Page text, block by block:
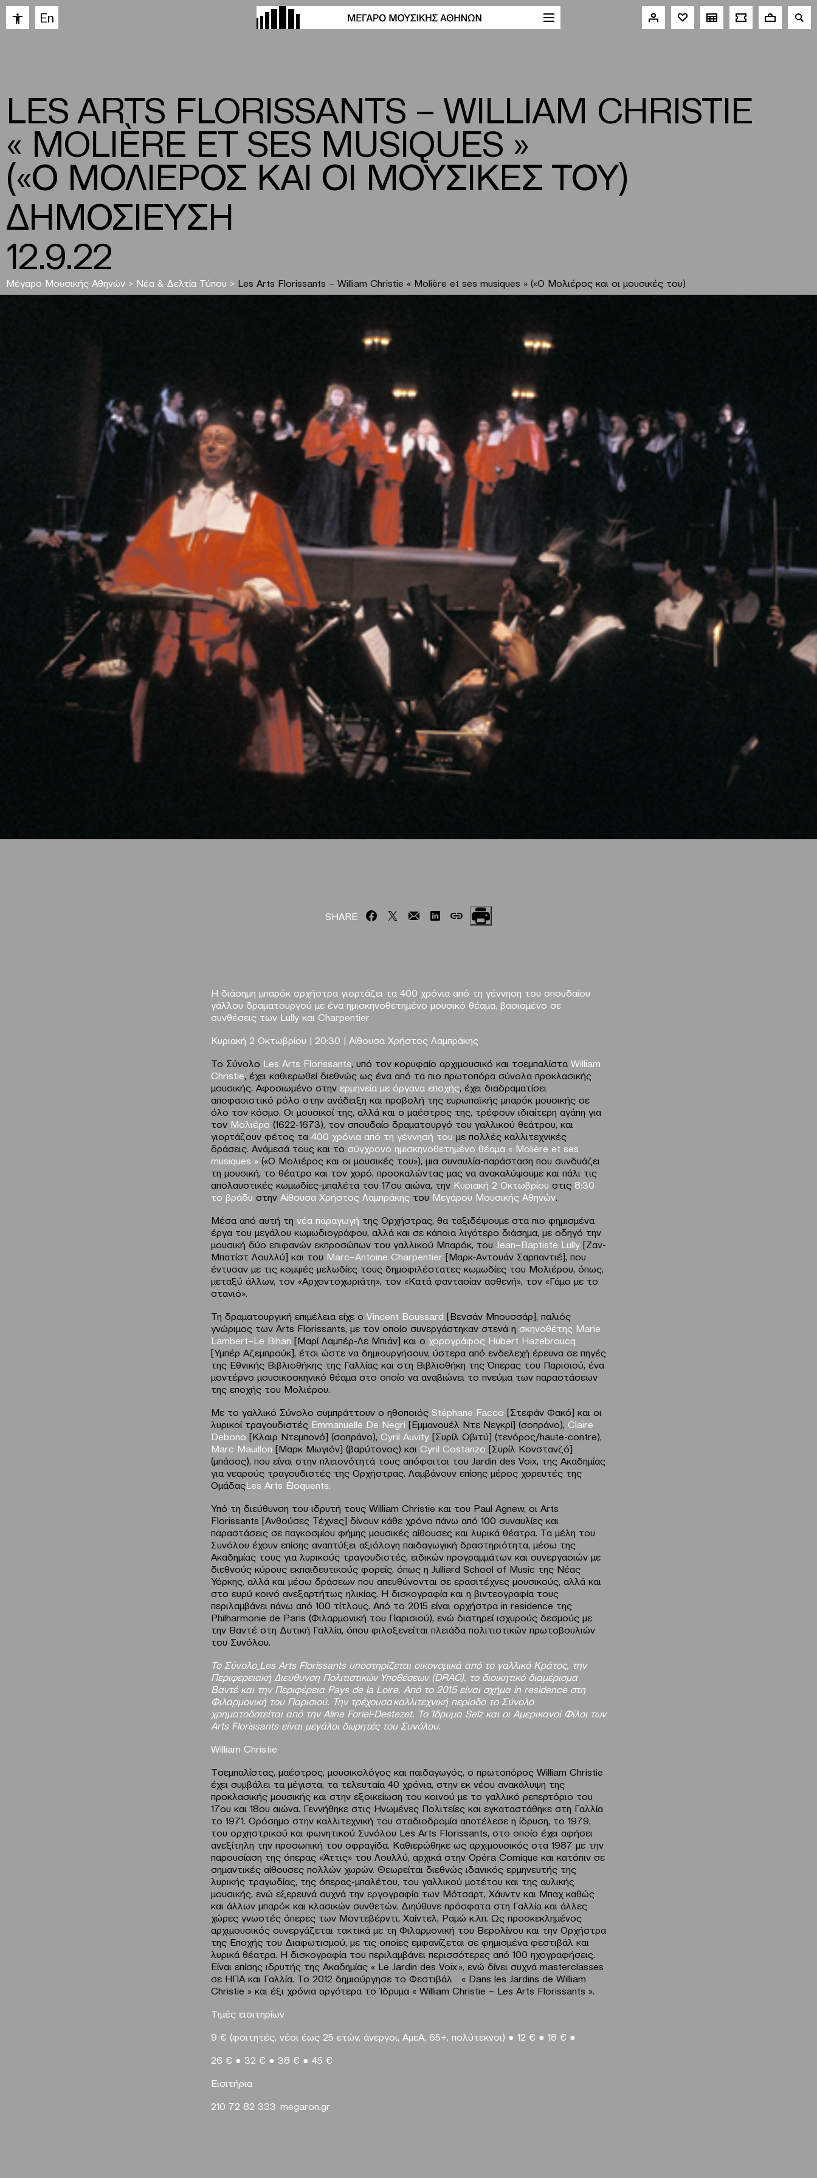
Ανοίξτε τη γραμμή εργαλείων
En
LES ARTS FLORISSANTS – WILLIAM CHRISTIE
« MOLIÈRE ET SES MUSIQUES »
(«Ο ΜΟΛΙΕΡΟΣ ΚΑΙ ΟΙ ΜΟΥΣΙΚΕΣ ΤΟΥ)
ΔΗΜΟΣΙΕΥΣΗ
12.9.22
Μέγαρο Μουσικής Αθηνών > Νέα & Δελτία Τύπου > Les Arts Florissants – William Christie « Molière et ses musiques » («Ο Μολιέρος και οι μουσικές του)
SHARE
Η διάσημη μπαρόκ ορχήστρα γιορτάζει τα 400 χρόνια από τη γέννηση του σπουδαίου
γάλλου δραματουργού με ένα ημισκηνοθετημένο μουσικό θέαμα, βασισμένο σε
συνθέσεις των Lully και Charpentier
Κυριακή 2 Οκτωβρίου | 20:30 | Αίθουσα Χρήστος Λαμπράκης
Το Σύνολο Les Arts Florissants, υπό τον κορυφαίο αρχιμουσικό και τσεμπαλίστα William
Christie, έχει καθιερωθεί διεθνώς ως ένα από τα πιο πρωτοπόρα σύνολα προκλασικής
μουσικής. Αφοσιωμένο στην ερμηνεία με όργανα εποχής, έχει διαδραματίσει
αποφασιστικό ρόλο στην ανάδειξη και προβολή της ευρωπαϊκής μπαρόκ μουσικής σε
όλο τον κόσμο. Οι μουσικοί της, αλλά και ο μαέστρος της, τρέφουν ιδιαίτερη αγάπη για
τον Μολιέρο (1622-1673), τον σπουδαίο δραματουργό του γαλλικού θεάτρου, και
γιορτάζουν φέτος τα 400 χρόνια από τη γέννησή του με πολλές καλλιτεχνικές
δράσεις. Ανάμεσά τους και το σύγχρονο ημισκηνοθετημένο θέαμα « Molière et ses
musiques » («Ο Μολιέρος και οι μουσικές του»), μια συναυλία-παράσταση που συνδυάζει
τη μουσική, το θέατρο και τον χορό, προσκαλώντας μας να ανακαλύψουμε και πάλι τις
απολαυστικές κωμωδίες-μπαλέτα του 17ου αιώνα, την Κυριακή 2 Οκτωβρίου στις 8:30
το βράδυ στην Αίθουσα Χρήστος Λαμπράκης του Μεγάρου Μουσικής Αθηνών.
Μέσα από αυτή τη νέα παραγωγή της Ορχήστρας, θα ταξιδέψουμε στα πιο φημισμένα
έργα του μεγάλου κωμωδιογράφου, αλλά και σε κάποια λιγότερο διάσημα, με οδηγό την
μουσική δύο επιφανών εκπροσώπων του γαλλικού Μπαρόκ, του Jean–Baptiste Lully [Ζαν-
Μπατίστ Λουλλύ] και του Marc–Antoine Charpentier [Μαρκ-Αντουάν Σαρπαντιέ], που
έντυσαν με τις κομψές μελωδίες τους δημοφιλέστατες κωμωδίες του Μολιέρου, όπως,
μεταξύ άλλων, τον «Αρχοντοχωριάτη», τον «Κατά φαντασίαν ασθενή», τον «Γάμο με το
στανιό».
Τη δραματουργική επιμέλεια είχε ο Vincent Boussard [Βενσάν Μπουσσάρ], παλιός
γνώριμος των Arts Florissants, με τον οποίο συνεργάστηκαν στενά η σκηνοθέτης Marie
Lambert–Le Bihan [Μαρί Λαμπέρ-Λε Μπιάν] και ο χορογράφος Hubert Hazebroucq
[Υμπέρ Αζεμπρούκ], έτσι ώστε να δημιουργήσουν, ύστερα από ενδελεχή έρευνα σε πηγές
της Εθνικής Βιβλιοθήκης της Γαλλίας και στη Βιβλιοθήκη της Όπερας του Παρισιού, ένα
μοντέρνο μουσικοσκηνικό θέαμα στο οποίο να αναβιώνει το πνεύμα των παραστάσεων
της εποχής του Μολιέρου.
Με το γαλλικό Σύνολο συμπράττουν ο ηθοποιός Stéphane Facco [Στεφάν Φακό] και οι
λυρικοί τραγουδιστές Emmanuelle De Negri [Εμμανουέλ Ντε Νεγκρί] (σοπράνο), Claire
Debono [Κλαιρ Ντεμπονό] (σοπράνο), Cyril Auvity [Συρίλ Ωβιτύ] (τενόρος/haute-contre),
Marc Mauillon [Μαρκ Μωγιόν] (βαρύτονος) και Cyril Costanzo [Συρίλ Κονστανζό]
(μπάσος), που είναι στην πλειονότητά τους απόφοιτοι του Jardin des Voix, της Ακαδημίας
για νεαρούς τραγουδιστές της Ορχήστρας. Λαμβάνουν επίσης μέρος χορευτές της
ΟμάδαςLes Arts Éloquents.
Υπό τη διεύθυνση του ιδρυτή τους William Christie και του Paul Agnew, οι Arts
Florissants [Ανθούσες Τέχνες] δίνουν κάθε χρόνο πάνω από 100 συναυλίες και
παραστάσεις σε παγκοσμίου φήμης μουσικές αίθουσες και λυρικά θέατρα. Τα μέλη του
Συνόλου έχουν επίσης αναπτύξει αξιόλογη παιδαγωγική δραστηριότητα, μέσω της
Ακαδημίας τους για λυρικούς τραγουδιστές, ειδικών προγραμμάτων και συνεργασιών με
διεθνούς κύρους εκπαιδευτικούς φορείς, όπως η Julliard School of Music της Νέας
Υόρκης, αλλά και μέσω δράσεων που απευθύνονται σε ερασιτέχνες μουσικούς, αλλά και
στο ευρύ κοινό ανεξαρτήτως ηλικίας. Η δισκογραφία και η βιντεογραφία τους
περιλαμβάνει πάνω από 100 τίτλους. Από το 2015 είναι ορχήστρα in residence της
Philharmonie de Paris (Φιλαρμονική του Παρισιού), ενώ διατηρεί ισχυρούς δεσμούς με
την Βαντέ στη Δυτική Γαλλία, όπου φιλοξενείται πλειάδα πολιτιστικών πρωτοβουλιών
του Συνόλου.
Το Σύνολο Les Arts Florissants υποστηρίζεται οικονομικά από το γαλλικό Κράτος, την
Περιφερειακή Διεύθυνση Πολιτιστικών Υποθέσεων (DRAC), τo διοικητικό διαμέρισμα
Βαντέ και την Περιφέρεια Pays de la Loire. Από το 2015 είναι σχήμα in residence στη
Φιλαρμονική του Παρισιού. Την τρέχουσα καλλιτεχνική περίοδο το Σύνολο
χρηματοδοτείται από την Aline Foriel-Destezet. Το Ίδρυμα Selz και οι Αμερικανοί Φίλοι των
Arts Florissants είναι μεγάλοι δωρητές του Συνόλου.
William Christie
Tσεμπαλίστας, μαέστρος, μουσικολόγος και παιδαγωγός, ο πρωτοπόρος William Christie
έχει συμβάλει τα μέγιστα, τα τελευταία 40 χρόνια, στην εκ νέου ανακάλυψη της
προκλασικής μουσικής και στην εξοικείωση του κοινού με το γαλλικό ρεπερτόριο του
17ου και 18ου αιώνα. Γεννήθηκε στις Ηνωμένες Πολιτείες και εγκαταστάθηκε στη Γαλλία
το 1971. Ορόσημο στην καλλιτεχνική του σταδιοδρομία αποτέλεσε η ίδρυση, το 1979,
του ορχηστρικού και φωνητικού Συνόλου Les Arts Florissants, στο οποίο έχει αφήσει
ανεξίτηλη την προσωπική του σφραγίδα. Καθιερώθηκε ως αρχιμουσικός στα 1987 με την
παρουσίαση της όπερας «Άττις» του Λουλλύ, αρχικά στην Opéra Comique και κατόπιν σε
σημαντικές αίθουσες πολλών χωρών. Θεωρείται διεθνώς ιδανικός ερμηνευτής της
λυρικής τραγωδίας, της όπερας-μπαλέτου, του γαλλικού μοτέτου και της αυλικής
μουσικής, ενώ εξερευνά συχνά την εργογραφία των Μότσαρτ, Χάυντν και Μπαχ καθώς
και άλλων μπαρόκ και κλασικών συνθετών. Διηύθυνε πρόσφατα στη Γαλλία και άλλες
χώρες γνωστές όπερες των Μοντεβέρντι, Χαίντελ, Ραμώ κ.λπ. Ως προσκεκλημένος
αρχιμουσικός συνεργάζεται τακτικά με τη Φιλαρμονική του Βερολίνου και την Ορχήστρα
της Εποχής του Διαφωτισμού, με τις οποίες εμφανίζεται σε φημισμένα φεστιβάλ και
λυρικά θέατρα. Η δισκογραφία του περιλαμβάνει περισσότερες από 100 ηχογραφήσεις.
Είναι επίσης ιδρυτής της Ακαδημίας « Le Jardin des Voix », ενώ δίνει συχνά masterclasses
σε ΗΠΑ και Γαλλία. Το 2012 δημιούργησε το Φεστιβάλ « Dans les Jardins de William
Christie » και έξι χρόνια αργότερα το Ίδρυμα « William Christie – Les Arts Florissants ».
Τιμές εισιτηρίων
9 € (φοιτητές, νέοι έως 25 ετών, άνεργοι, ΑμεΑ, 65+, πολύτεκνοι) ● 12 € ● 18 € ●
26 € ● 32 € ● 38 € ● 45 €
Eισιτήρια
210 72 82 333 megaron.gr